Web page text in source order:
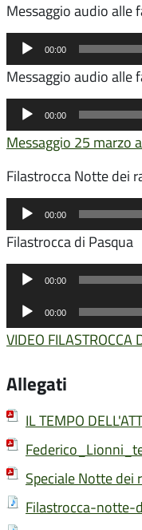
Messaggio audio alle
Audio
Player
00:00
Messaggio audio alle
Audio
Player
00:00
Messaggio 25 marzo
Filastrocca Notte dei
Audio
Player
00:00
Filastrocca di Pasqua
Audio
00:00
Audio
Player
00:00
VIDEO FILASTROCCA
Allegati
IL TEMPO
Speciale Notte dei
Filastrocca-notte-